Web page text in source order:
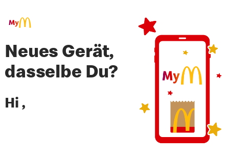
Neues Gerät,
dasselbe Du?
Hi ,